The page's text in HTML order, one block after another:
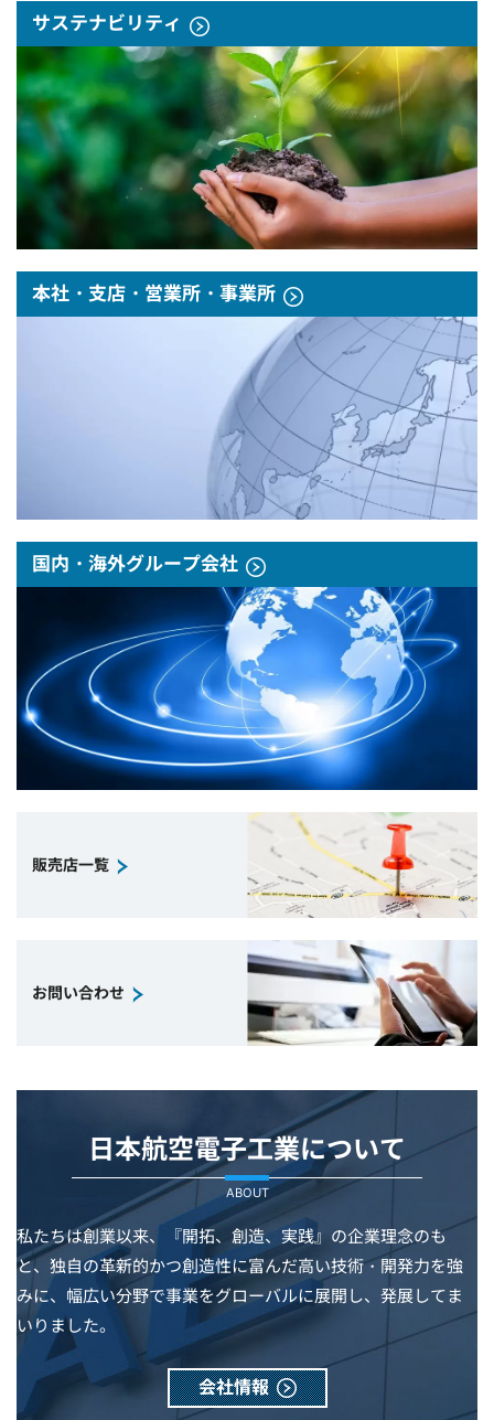
サステナビリティ
本社・支店・営業所・事業所
国内・海外グループ会社
販売店一覧
お問い合わせ
日本航空電子工業について
ABOUT
私たちは創業以来、『開拓、創造、実践』の企業理念のも
と、独自の革新的かつ創造性に富んだ高い技術・開発力を強
みに、幅広い分野で事業をグローバルに展開し、発展してま
いりました。
会社情報